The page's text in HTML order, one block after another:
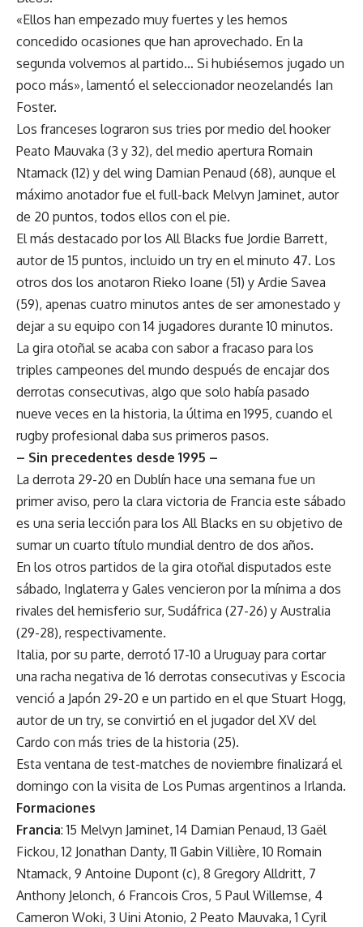
«Ellos han empezado muy fuertes y les hemos
concedido ocasiones que han aprovechado. En la
segunda volvemos al partido… Si hubiésemos jugado un
poco más», lamentó el seleccionador neozelandés Ian
Foster.
Los franceses lograron sus tries por medio del hooker
Peato Mauvaka (3 y 32), del medio apertura Romain
Ntamack (12) y del wing Damian Penaud (68), aunque el
máximo anotador fue el full-back Melvyn Jaminet, autor
de 20 puntos, todos ellos con el pie.
El más destacado por los All Blacks fue Jordie Barrett,
autor de 15 puntos, incluido un try en el minuto 47. Los
otros dos los anotaron Rieko Ioane (51) y Ardie Savea
(59), apenas cuatro minutos antes de ser amonestado y
dejar a su equipo con 14 jugadores durante 10 minutos.
La gira otoñal se acaba con sabor a fracaso para los
triples campeones del mundo después de encajar dos
derrotas consecutivas, algo que solo había pasado
nueve veces en la historia, la última en 1995, cuando el
rugby profesional daba sus primeros pasos.
– Sin precedentes desde 1995 –
La derrota 29-20 en Dublín hace una semana fue un
primer aviso, pero la clara victoria de Francia este sábado
es una seria lección para los All Blacks en su objetivo de
sumar un cuarto título mundial dentro de dos años.
En los otros partidos de la gira otoñal disputados este
sábado, Inglaterra y Gales vencieron por la mínima a dos
rivales del hemisferio sur, Sudáfrica (27-26) y Australia
(29-28), respectivamente.
Italia, por su parte, derrotó 17-10 a Uruguay para cortar
una racha negativa de 16 derrotas consecutivas y Escocia
venció a Japón 29-20 e un partido en el que Stuart Hogg,
autor de un try, se convirtió en el jugador del XV del
Cardo con más tries de la historia (25).
Esta ventana de test-matches de noviembre finalizará el
domingo con la visita de Los Pumas argentinos a Irlanda.
Formaciones
Francia: 15 Melvyn Jaminet, 14 Damian Penaud, 13 Gaël
Fickou, 12 Jonathan Danty, 11 Gabin Villière, 10 Romain
Ntamack, 9 Antoine Dupont (c), 8 Gregory Alldritt, 7
Anthony Jelonch, 6 Francois Cros, 5 Paul Willemse, 4
Cameron Woki, 3 Uini Atonio, 2 Peato Mauvaka, 1 Cyril